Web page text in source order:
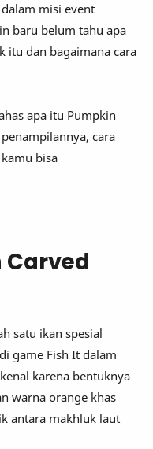
misi event
baru belum tahu apa
itu dan bagaimana cara
apa itu Pumpkin
cara
bisa
satu ikan spesial
game Fish It dalam
karena bentuknya
warna orange khas
antara makhluk laut